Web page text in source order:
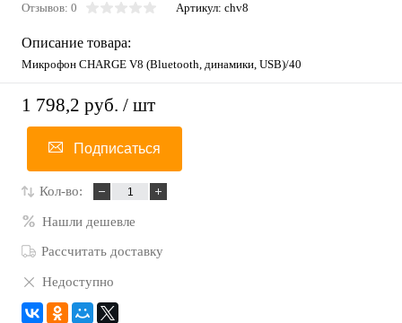
Отзывов: 0 Артикул: chv8
Описание товара:
Микрофон CHARGE V8 (Bluetooth, динамики, USB)/40
1 798,2 руб. / шт
Подписаться
Кол-во:
Нашли дешевле
Рассчитать доставку
Недоступно